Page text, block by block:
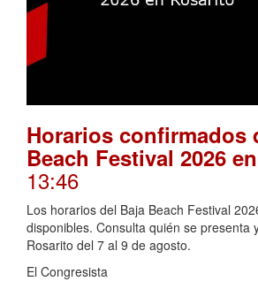
Horarios confirmados
Beach Festival 2026
13:46
Los horarios del Baja Beach Festival
disponibles. Consulta quién se presenta
Rosarito del 7 al 9 de agosto.
El Congresista